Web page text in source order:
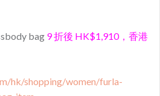
bag 9 折後 HK$1,910，香港
hk/shopping/women/furla-